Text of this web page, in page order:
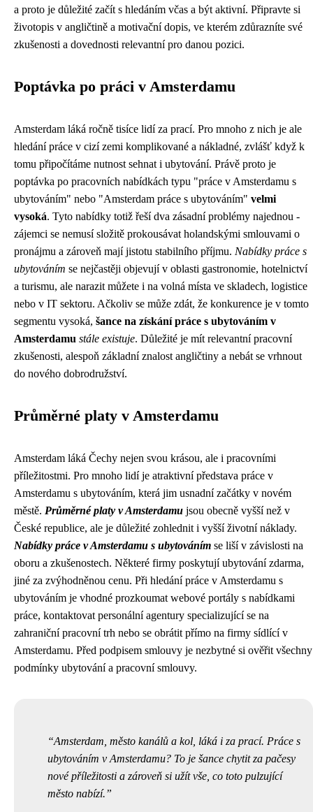
a proto je důležité začít s hledáním včas a být aktivní. Připravte si
životopis v angličtině a motivační dopis, ve kterém zdůrazníte své
zkušenosti a dovednosti relevantní pro danou pozici.
Poptávka po práci v Amsterdamu
Amsterdam láká ročně tisíce lidí za prací. Pro mnoho z nich je ale
hledání práce v cizí zemi komplikované a nákladné, zvlášť když k
tomu připočítáme nutnost sehnat i ubytování. Právě proto je
poptávka po pracovních nabídkách typu "práce v Amsterdamu s
ubytováním" nebo "Amsterdam práce s ubytováním" velmi
vysoká. Tyto nabídky totiž řeší dva zásadní problémy najednou -
zájemci se nemusí složitě prokousávat holandskými smlouvami o
pronájmu a zároveň mají jistotu stabilního příjmu. Nabídky práce s
ubytováním se nejčastěji objevují v oblasti gastronomie, hotelnictví
a turismu, ale narazit můžete i na volná místa ve skladech, logistice
nebo v IT sektoru. Ačkoliv se může zdát, že konkurence je v tomto
segmentu vysoká, šance na získání práce s ubytováním v
Amsterdamu stále existuje. Důležité je mít relevantní pracovní
zkušenosti, alespoň základní znalost angličtiny a nebát se vrhnout
do nového dobrodružství.
Průměrné platy v Amsterdamu
Amsterdam láká Čechy nejen svou krásou, ale i pracovními
příležitostmi. Pro mnoho lidí je atraktivní představa práce v
Amsterdamu s ubytováním, která jim usnadní začátky v novém
městě. Průměrné platy v Amsterdamu jsou obecně vyšší než v
České republice, ale je důležité zohlednit i vyšší životní náklady.
Nabídky práce v Amsterdamu s ubytováním se liší v závislosti na
oboru a zkušenostech. Některé firmy poskytují ubytování zdarma,
jiné za zvýhodněnou cenu. Při hledání práce v Amsterdamu s
ubytováním je vhodné prozkoumat webové portály s nabídkami
práce, kontaktovat personální agentury specializující se na
zahraniční pracovní trh nebo se obrátit přímo na firmy sídlící v
Amsterdamu. Před podpisem smlouvy je nezbytné si ověřit všechny
podmínky ubytování a pracovní smlouvy.
Amsterdam, město kanálů a kol, láká i za prací. Práce s
ubytováním v Amsterdamu? To je šance chytit za pačesy
nové příležitosti a zároveň si užít vše, co toto pulzující
město nabízí.